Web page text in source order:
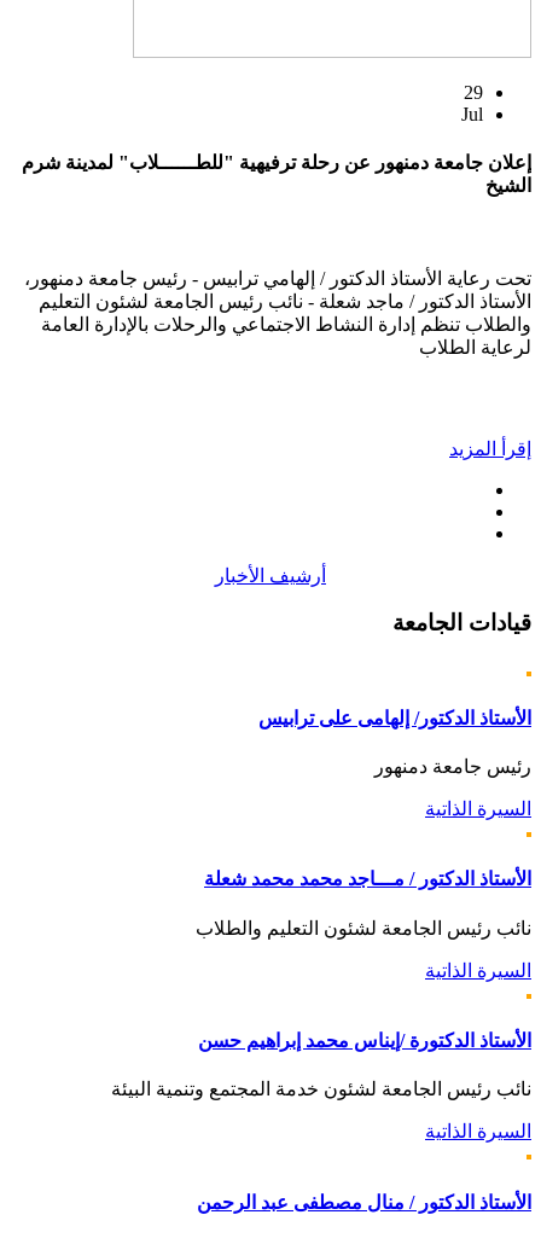
29
Jul
إعلان جامعة دمنهور عن رحلة ترفيهية "للطــــــلاب" لمدينة شرم
الشيخ
تحت رعاية الأستاذ الدكتور / إلهامي ترابيس - رئيس جامعة دمنهور،
الأستاذ الدكتور / ماجد شعلة - نائب رئيس الجامعة لشئون التعليم
والطلاب تنظم إدارة النشاط الاجتماعي والرحلات بالإدارة العامة
لرعاية الطلاب
إقرأ المزيد
أرشيف الأخبار
قيادات الجامعة
الأستاذ الدكتور/ إلهامى على ترابيس
رئيس جامعة دمنهور
السيرة الذاتية
الأستاذ الدكتور / مـــاجد محمد محمد شعلة
نائب رئيس الجامعة لشئون التعليم والطلاب
السيرة الذاتية
الأستاذ الدكتورة /إيناس محمد إبراهيم حسن
نائب رئيس الجامعة لشئون خدمة المجتمع وتنمية البيئة
السيرة الذاتية
الأستاذ الدكتور / منال مصطفى عبد الرحمن